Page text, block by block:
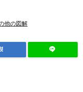
他の図解